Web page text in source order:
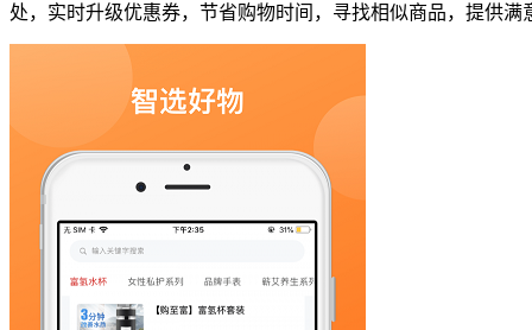
处，实时升级优惠券，节省购物时间，寻找相似商品，提供满